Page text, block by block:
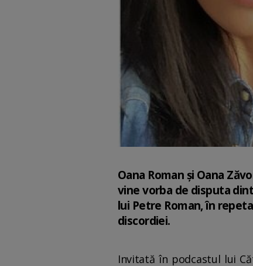
Oana Roman și Oana
vine vorba de disputa
lui Petre Roman, în
discordiei.
Invitată în podcastul lui